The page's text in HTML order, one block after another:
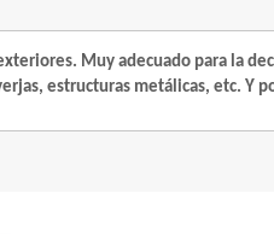
Muy adecuado para la
estructuras metálicas, etc. Y